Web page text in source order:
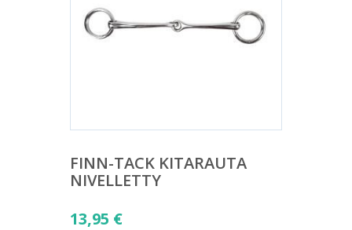
FINN-TACK KITARAUTA
NIVELLETTY
13,95 €